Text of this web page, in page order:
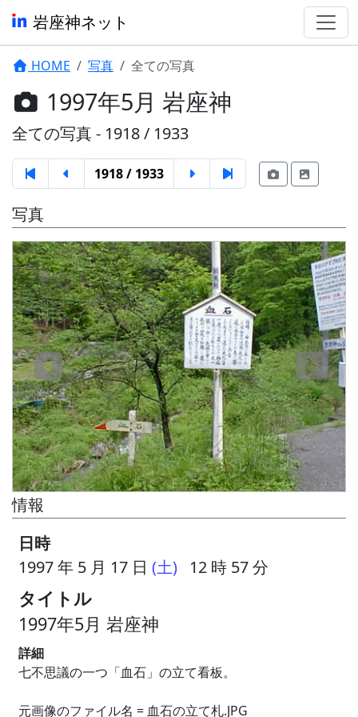
岩座神ネット
HOME 写真 全ての写真
1997年5月 岩座神
全ての写真 - 1918 / 1933
1918 / 1933
写真
情報
日時
1997 年 5 月 17 日 (土) 12 時 57 分
タイトル
1997年5月 岩座神
詳細
七不思議の一つ「血石」の立て看板。
元画像のファイル名 = 血石の立て札.JPG